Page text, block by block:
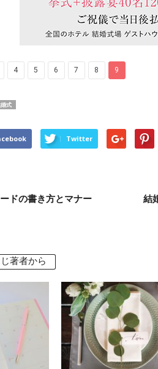
4 5 6 7 8 9
式
Twitter
ドの書き方とマナー
結
著者から